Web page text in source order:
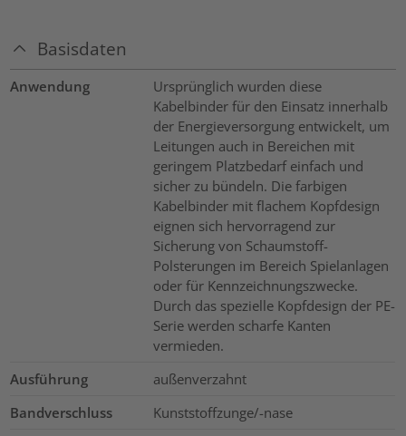
Basisdaten
Anwendung
Ursprünglich wurden diese
Kabelbinder für den Einsatz innerhalb
der Energieversorgung entwickelt, um
Leitungen auch in Bereichen mit
geringem Platzbedarf einfach und
sicher zu bündeln. Die farbigen
Kabelbinder mit flachem Kopfdesign
eignen sich hervorragend zur
Sicherung von Schaumstoff-
Polsterungen im Bereich Spielanlagen
oder für Kennzeichnungszwecke.
Durch das spezielle Kopfdesign der PE-
Serie werden scharfe Kanten
vermieden.
Ausführung
außenverzahnt
Bandverschluss
Kunststoffzunge/-nase